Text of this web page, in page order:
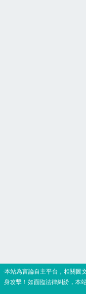
‧本站為言論自主平台，相關圖
身攻擊！如面臨法律糾紛，本